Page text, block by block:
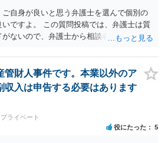
万円～６０万円程度かと思います。 弁護
できる場合も多いので，弁護士と相談し
めます。 なお，ご依頼後は借金を返済す
の返済に充てていた分を弁護士費用に充
るため，お早めに弁護士にご依頼されるこ
自身が良いと思う弁護士を選んで個別の
ですよ。 この質問投稿では、弁護士は質
ないので、弁護士から相談者様に直接連
管財人事件です。本業以外のア
収入は申告する必要はあります
ライベート
役にたった 5